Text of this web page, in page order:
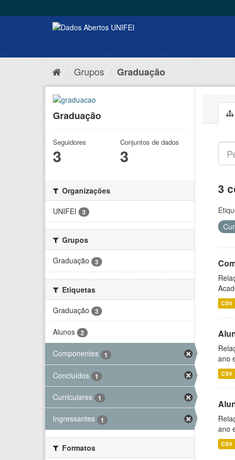
Grupos Graduação
Graduação
Seguidores
3
Conjuntos de dados
3
Organizações
UNIFEI
3
Grupos
Graduação
3
Etiquetas
Graduação
3
Alunos 2
Componentes 1
Concluídos 1
Curriculares 1
Ingressantes 1
Formatos
3
CSV
ano
CSV
ano
CSV